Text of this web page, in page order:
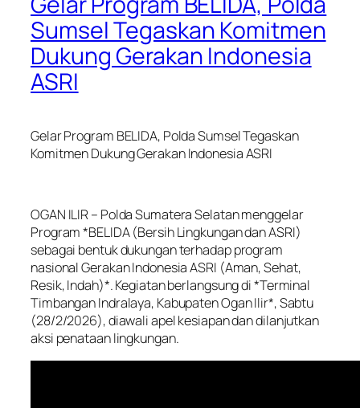
Sumsel Tegaskan Komitmen
Dukung Gerakan Indonesia
ASRI
Gelar Program BELIDA, Polda Sumsel Tegaskan
Komitmen Dukung Gerakan Indonesia ASRI
OGAN ILIR – Polda Sumatera Selatan menggelar
Program *BELIDA (Bersih Lingkungan dan ASRI)
sebagai bentuk dukungan terhadap program
nasional Gerakan Indonesia ASRI (Aman, Sehat,
Resik, Indah)*. Kegiatan berlangsung di *Terminal
Timbangan Indralaya, Kabupaten Ogan Ilir*, Sabtu
(28/2/2026), diawali apel kesiapan dan dilanjutkan
aksi penataan lingkungan.